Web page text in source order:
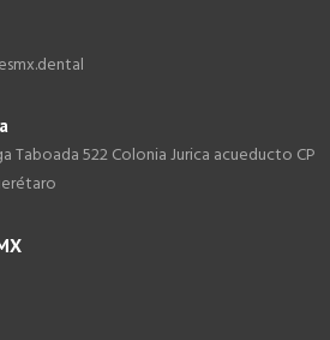
Taboada 522 Colonia Jurica acueducto CP